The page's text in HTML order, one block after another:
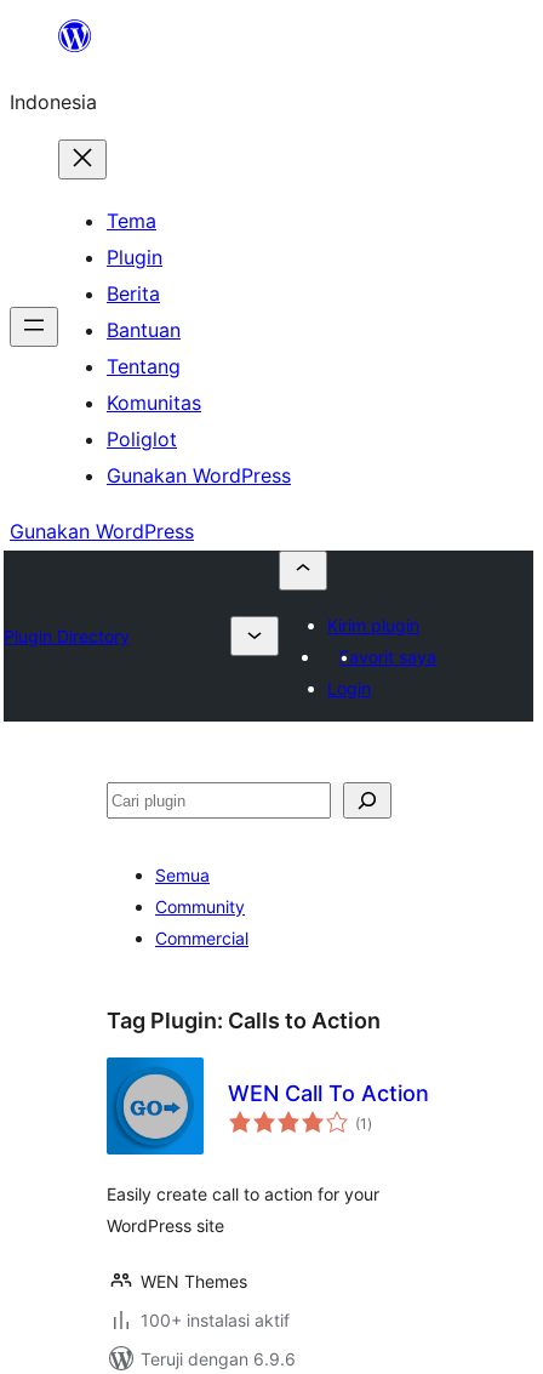
Lewati
konten
Indonesia
Tema
Plugin
Berita
Bantuan
Tentang
Komunitas
Poliglot
Gunakan WordPress
Gunakan WordPress
Plugin Directory
Kirim plugin
Favorit saya
Login
Cari
Semua
Community
Commercial
Tag Plugin: Calls to Action
WEN Call To Action
(1 total
rating
)
Easily create call to action for your
WordPress site
WEN Themes
100+ instalasi aktif
Teruji dengan 6.9.6